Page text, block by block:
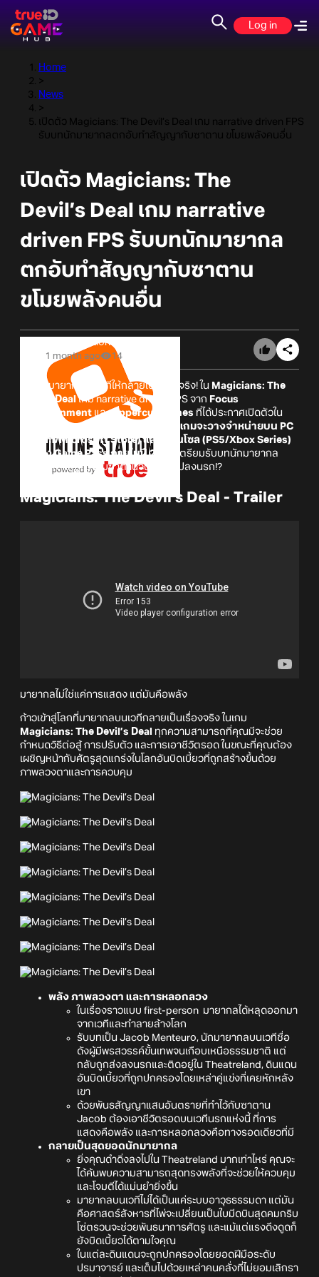
Log in
Home
>
News
>
เปิดตัว Magicians: The Devil’s Deal เกม narrative driven FPS
รับบทนักมายากลตกอับทำสัญญากับซาตาน ขโมยพลังคนอื่น
เปิดตัว Magicians: The
Devil’s Deal เกม narrative
driven FPS รับบทนักมายากล
ตกอับทำสัญญากับซาตาน
ขโมยพลังคนอื่น
Online Station
1 month ago
14
เปลี่ยนมายากลบนเวทีให้กลายเป็นของจริง! ใน Magicians: The
Devil’s Dealเกม narrative driven FPS จาก Focus
Entertainment และ Uppercut Games ที่ได้ประกาศเปิดตัวใน
งาน Xbox Games Showcase
โดยตัวเกมจะวางจำหน่ายบน PC
(Steam/Microsoft Store) และ คอนโซล (PS5/Xbox Series)
รวมถึง Game Pass ภายในปี 2027
เตรียมรับบทนักมายากล
ตกอับที่ทำสัญญากับซาตานจนถูกส่งไปลงนรก!?
Magicians: The Devil's Deal - Trailer
มายากลไม่ใช่แค่การแสดง แต่มันคือพลัง
ก้าวเข้าสู่โลกที่มายากลบนเวทีกลายเป็นเรื่องจริง ในเกม
Magicians: The Devil’s Deal ทุกความสามารถที่คุณมีจะช่วย
กำหนดวิธีต่อสู้ การปรับตัว และการเอาชีวิตรอด ในขณะที่คุณต้อง
เผชิญหน้ากับศัตรูสุดแกร่งในโลกอันบิดเบี้ยวที่ถูกสร้างขึ้นด้วย
ภาพลวงตาและการควบคุม
พลัง ภาพลวงตา และการหลอกลวง
ในเรื่องราวแบบ first-person มายากลได้หลุดออกมา
จากเวทีและทำลายล้างโลก
รับบทเป็น Jacob Menteuro, นักมายากลบนเวทีชื่อ
ดังผู้มีพรสวรรค์ขั้นเทพจนเกือบเหนือธรรมชาติ แต่
กลับถูกส่งลงนรกและติดอยู่ใน Theatreland, ดินแดน
อันบิดเบี้ยวที่ถูกปกครองโดยเหล่าคู่แข่งที่เคยหักหลัง
เขา
ด้วยพันธสัญญาแสนอันตรายที่ทำไว้กับซาตาน
Jacob ต้องเอาชีวิตรอดบนเวทีนรกแห่งนี้ ที่การ
แสดงคือพลัง และการหลอกลวงคือทางรอดเดียวที่มี
กลายเป็นสุดยอดนักมายากล
ยิ่งคุณดำดิ่งลงไปใน Theatreland มากเท่าไหร่ คุณจะ
ได้ค้นพบความสามารถสุดทรงพลังที่จะช่วยให้ควบคุม
และโจมตีได้แม่นยำยิ่งขึ้น
มายากลบนเวทีไม่ได้เป็นแค่ระบบอาวุธธรรมดา แต่มัน
คือศาสตร์สังหารที่ไพ่จะเปลี่ยนเป็นใบมีดบินสุดคมกริบ
โซ่ตรวนจะช่วยพันธนาการศัตรู และแม้แต่แรงดึงดูดก็
ยังบิดเบี้ยวได้ตามใจคุณ
ในแต่ละดินแดนจะถูกปกครองโดยยอดฝีมือระดับ
ปรมาจารย์ และเต็มไปด้วยเหล่าคนคลั่งที่ไม่ยอมเลิกรา